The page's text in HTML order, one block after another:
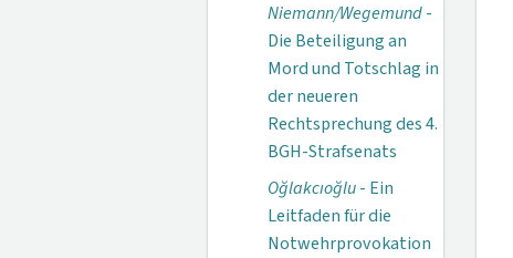
Niemann/Wegemund-
Die Beteiligung an
Mord und Totschlag in
der neueren
Rechtsprechung des 4.
BGH-Strafsenats
Oğlakcıoğlu- Ein
Leitfaden für die
Notwehrprovokation